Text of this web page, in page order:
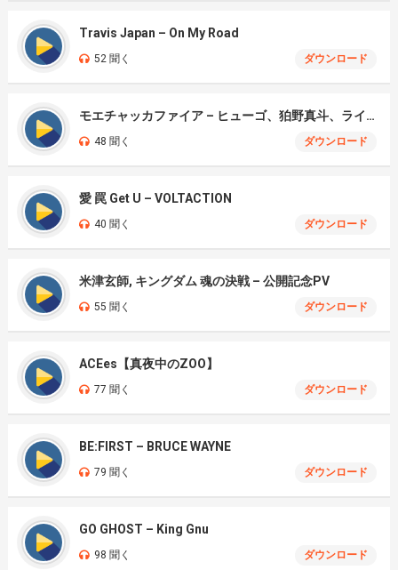
Travis Japan – On My Road
52 聞く ダウンロード
モエチャッカファイア – ヒューゴ、狛野真斗、ライト、セヴェリアン (Cover )
48 聞く ダウンロード
愛 罠 Get U – VOLTACTION
40 聞く ダウンロード
米津玄師, キングダム 魂の決戦 – 公開記念PV
55 聞く ダウンロード
ACEes【真夜中のZOO】
77 聞く ダウンロード
BE:FIRST – BRUCE WAYNE
79 聞く ダウンロード
GO GHOST – King Gnu
98 聞く ダウンロード